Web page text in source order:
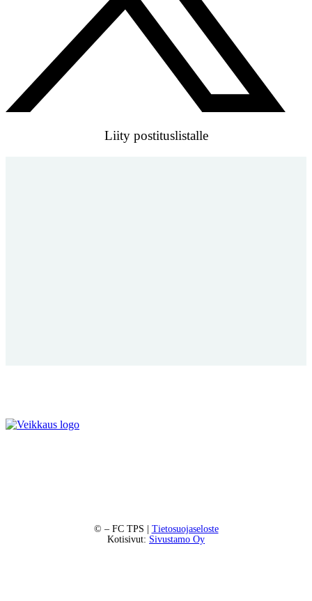
Liity postituslistalle
© – FC TPS | Tietosuojaseloste
Kotisivut: Sivustamo Oy